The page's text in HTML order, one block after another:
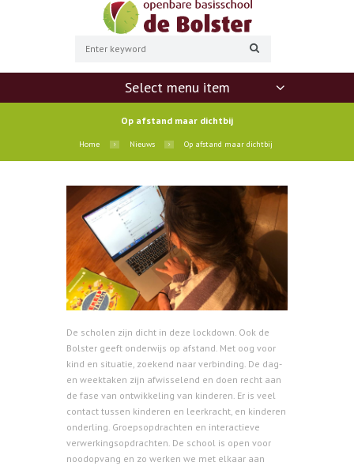
Select menu item
Op afstand maar dichtbij
Home Nieuws Op afstand maar dichtbij
De scholen zijn dicht in deze lockdown. Ook de
Bolster geeft onderwijs op afstand. Met oog voor
kind en situatie, zoekend naar verbinding. De dag-
en weektaken zijn afwisselend en doen recht aan
de fase van ontwikkeling van kinderen. Er is veel
contact tussen kinderen en leerkracht, en kinderen
onderling. Groepsopdrachten en interactieve
verwerkingsopdrachten. De school is open voor
noodopvang en zo werken we met elkaar aan